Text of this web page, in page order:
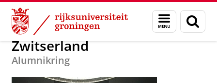
Skip
Content
Skip
Navigation
Menu
en
zoeken
Alumni Voor alumni Alumninetwerken Europa
Zwitserland
Alumnikring